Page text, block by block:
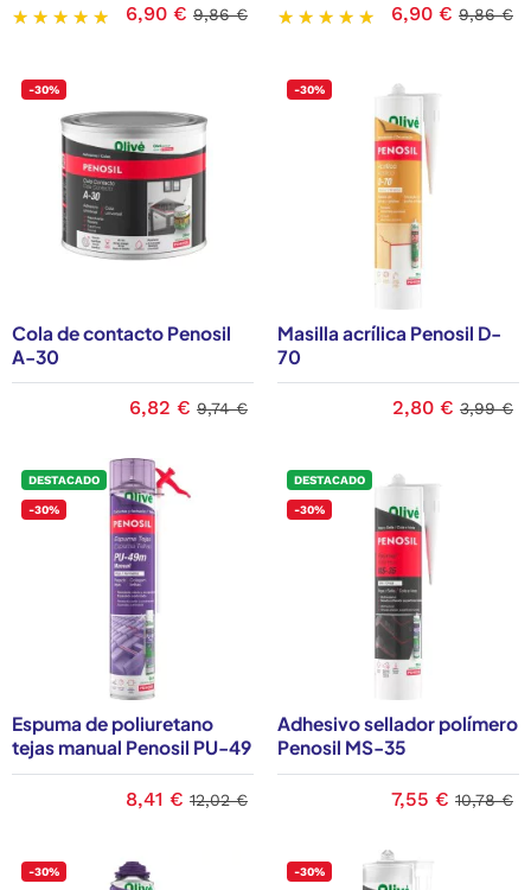
6,90 € 9,86 € 6,90 € 9,86 €
-30%
Cola de contacto Penosil
A-30
6,82 € 9,74 €
-30%
Masilla acrílica Penosil D-
70
2,80 € 3,99 €
DESTACADO
-30%
Espuma de poliuretano
tejas manual Penosil PU-49
8,41 € 12,02 €
DESTACADO
-30%
Adhesivo sellador polímero
Penosil MS-35
7,55 € 10,78 €
-30% -30%